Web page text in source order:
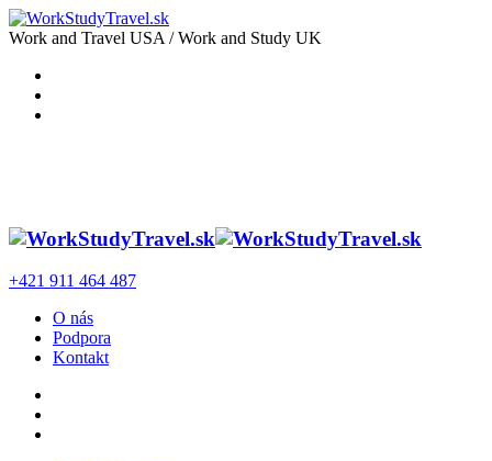
Work and Travel USA / Work and Study UK
+421 911 464 487
O nás
Podpora
Kontakt